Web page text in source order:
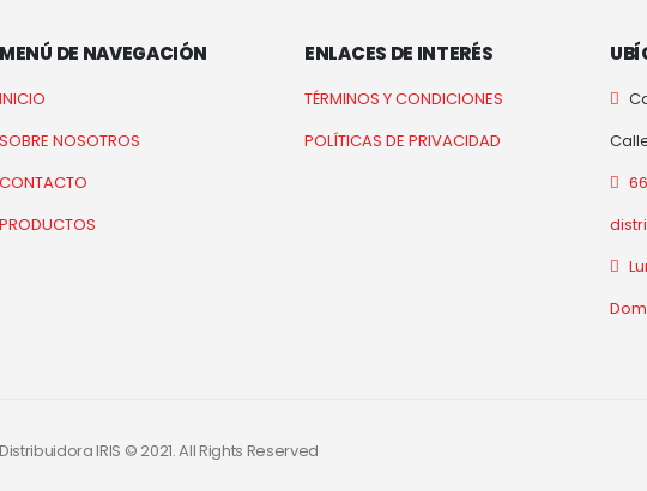
MENÚ DE NAVEGACIÓN
INICIO
SOBRE NOSOTROS
CONTACTO
PRODUCTOS
ENLACES DE INTERÉS
TÉRMINOS Y CONDICIONES
POLÍTICAS DE PRIVACIDAD
Distribuidora IRIS © 2021. All Rights Reserved